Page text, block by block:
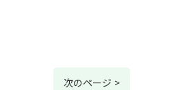
次のページ >